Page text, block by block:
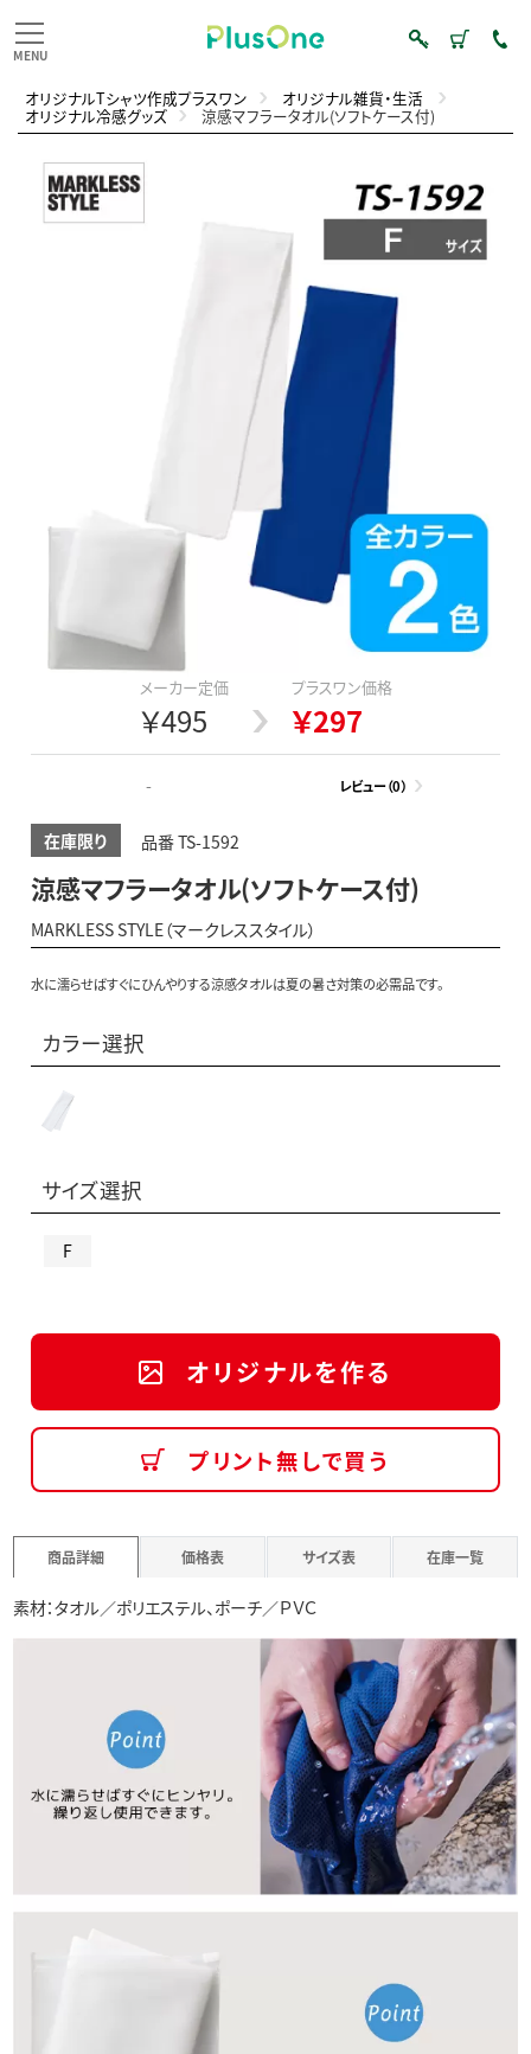
オリジナルTシャツ作成プラスワン オリジナル雑貨・生活
オリジナル冷感グッズ 涼感マフラータオル(ソフトケース付)
メーカー定価
￥495
プラスワン価格
￥297
- レビュー（0）
在庫限り 品番 TS-1592
涼感マフラータオル(ソフトケース付)
MARKLESS STYLE（マークレススタイル）
水に濡らせばすぐにひんやりする涼感タオルは夏の暑さ対策の必需品です。
カラー選択
サイズ選択
F
オリジナルを作る
プリント無しで買う
商品詳細 価格表 サイズ表 在庫一覧
素材：タオル／ポリエステル、ポーチ／ＰＶＣ